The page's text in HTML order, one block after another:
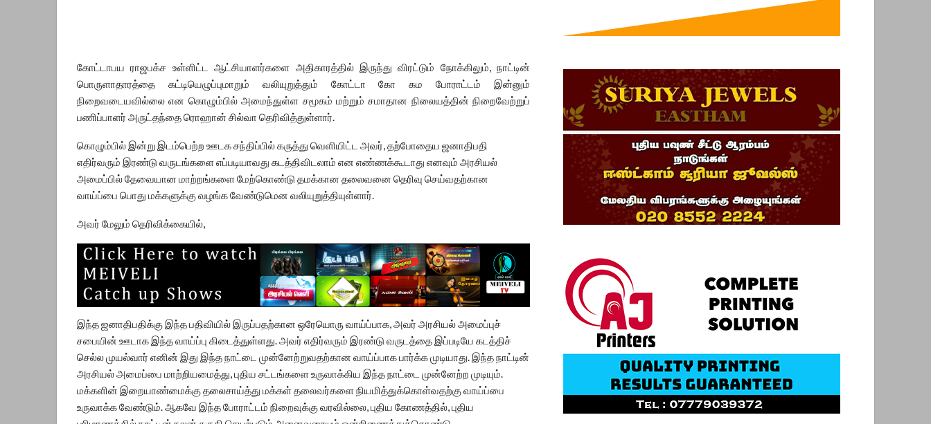
கோட்டாபய ராஜபக்ச உள்ளிட்ட ஆட்சியாளர்களை அதிகாரத்தில் இருந்து விரட்டும் நோக்கிலும், நாட்டின்
பொருளாதாரத்தை கட்டியெழுப்புமாறும் வலியுறுத்தும் கோட்டா கோ கம போராட்டம் இன்னும்
நிறைவடையவில்லை என கொழும்பில் அமைந்துள்ள சமூகம் மற்றும் சமாதான நிலையத்தின் நிறைவேற்றுப்
பணிப்பாளர் அருட்தந்தை ரொஹான் சில்வா தெரிவித்துள்ளார்.
கொழும்பில் இன்று இடம்பெற்ற ஊடக சந்திப்பில் கருத்து வெளியிட்ட அவர், தற்போதைய ஜனாதிபதி
எதிர்வரும் இரண்டு வருடங்களை எப்படியாவது கடத்திவிடலாம் என எண்ணக்கூடாது எனவும் அரசியல்
அமைப்பில் தேவையான மாற்றங்களை மேற்கொண்டு தமக்கான தலைவனை தெரிவு செய்வதற்கான
வாய்ப்பை பொது மக்களுக்கு வழங்க வேண்டுமென வலியுறுத்தியுள்ளார்.
அவர் மேலும் தெரிவிக்கையில்,
இந்த ஜனாதிபதிக்கு இந்த பதிவியில் இருப்பதற்கான ஒரேயொரு வாய்ப்பாக, அவர் அரசியல் அமைப்புச்
சபையின் ஊடாக இந்த வாய்ப்பு கிடைத்துள்ளது. அவர் எதிர்வரும் இரண்டு வருடத்தை இப்படியே கடத்திச்
செல்ல முயல்வார் எனின் இது இந்த நாட்டை முன்னேற்றுவதற்கான வாய்ப்பாக பார்க்க முடியாது. இந்த நாட்டின்
அரசியல் அமைப்பை மாற்றியமைத்து, புதிய சட்டங்களை உருவாக்கிய இந்த நாட்டை முன்னேற்ற முடியும்.
மக்களின் இறையாண்மைக்கு தலைசாய்த்து மக்கள் தலைவர்களை நியமித்துக்கொள்வதற்கு வாய்ப்பை
உருவாக்க வேண்டும். ஆகவே இந்த போராட்டம் நிறைவுக்கு வரவில்லை, புதிய கோணத்தில், புதிய